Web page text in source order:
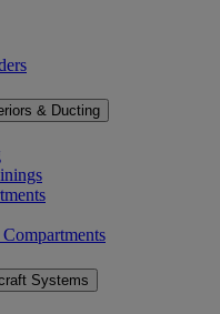
& Ducting
Systems